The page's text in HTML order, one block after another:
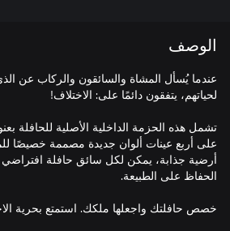
الوصف
عندما يُسأل المشاة والسائقون والركاب عن
تشمل هذه الحزمة الداخلية الأصلية للحافلة
على أربع عينات ألوان جديدة مصممة خصيصًا
أرضية جذابة، يمكن لكل سائق حافلة افتراضي